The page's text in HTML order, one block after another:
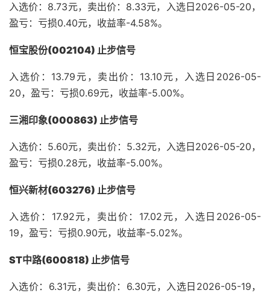
入选价：8.73元，卖出价：8.33元，入选日2026-05-20，
盈亏：亏损0.40元，收益率-4.58%。
恒宝股份(002104) 止步信号
入选价：13.79元，卖出价：13.10元，入选日2026-05-
20，盈亏：亏损0.69元，收益率-5.00%。
三湘印象(000863) 止步信号
入选价：5.60元，卖出价：5.32元，入选日2026-05-20，
盈亏：亏损0.28元，收益率-5.00%。
恒兴新材(603276) 止步信号
入选价：17.92元，卖出价：17.02元，入选日2026-05-
19，盈亏：亏损0.90元，收益率-5.02%。
ST中路(600818) 止步信号
入选价：6.31元，卖出价：6.30元，入选日2026-05-19，